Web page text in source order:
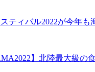
ティバル2022が今年も
】北陸最大級の